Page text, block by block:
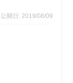
公開日: 2019/08/09